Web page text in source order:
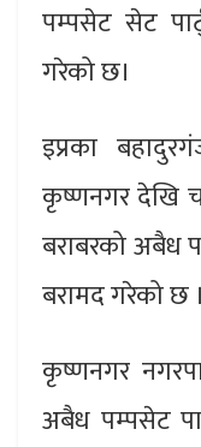
पम्पसेट सेट
गरेको छ।
इप्रका
कृष्णनगर देखि
बराबरको अबैध
बरामद गरेको छ ।
कृष्णनगर
अबैध पम्पसेट